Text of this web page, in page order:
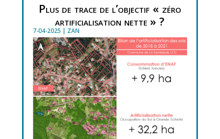
Plus de trace de l’objectif « zéro
artificialisation nette » ?
7-04-2025 | ZAN